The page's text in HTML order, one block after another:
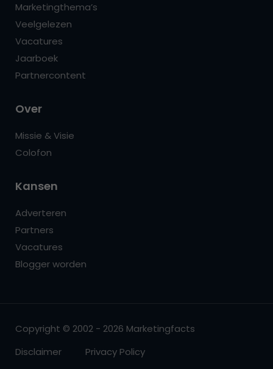
Marketingthema’s
Veelgelezen
Vacatures
Jaarboek
Partnercontent
Over
Missie & Visie
Colofon
Kansen
Adverteren
Partners
Vacatures
Blogger worden
Copyright © 2002 - 2026 Marketingfacts
Disclaimer
Privacy Policy